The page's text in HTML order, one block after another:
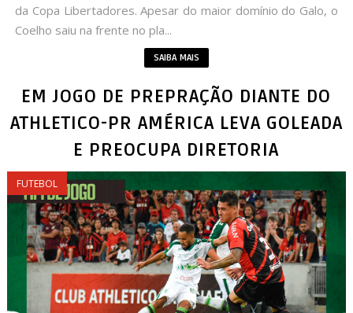
da Copa Libertadores. Apesar do maior domínio do Galo, o
Coelho saiu na frente no pla...
SAIBA MAIS
EM JOGO DE PREPRAÇÃO DIANTE DO
ATHLETICO-PR AMÉRICA LEVA GOLEADA
E PREOCUPA DIRETORIA
FUTEBOL